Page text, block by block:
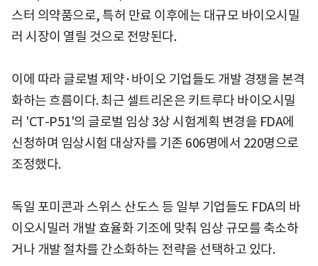
스터 의약품으로, 특허 만료 이후에는 대규모 바이오시밀
러 시장이 열릴 것으로 전망된다.
이에 따라 글로벌 제약·바이오 기업들도 개발 경쟁을 본격
화하는 흐름이다. 최근 셀트리온은 키트루다 바이오시밀
러 'CT-P51'의 글로벌 임상 3상 시험계획 변경을 FDA에
신청하며 임상시험 대상자를 기존 606명에서 220명으로
조정했다.
독일 포미콘과 스위스 산도스 등 일부 기업들도 FDA의 바
이오시밀러 개발 효율화 기조에 맞춰 임상 규모를 축소하
거나 개발 절차를 간소화하는 전략을 선택하고 있다.